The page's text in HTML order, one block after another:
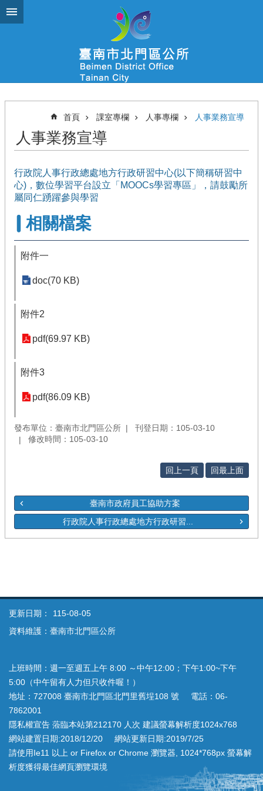
跳到主要內容區塊
首頁 課室專欄 人事專欄 人事業務宣導
人事業務宣導
行政院人事行政總處地方行政研習中心(以下簡稱研習中
心)，數位學習平台設立「MOOCs學習專區」，請鼓勵所
屬同仁踴躍參與學習
相關檔案
附件一
doc(70 KB)
附件2
pdf(69.97 KB)
附件3
pdf(86.09 KB)
發布單位：臺南市北門區公所
刊登日期：105-03-10
修改時間：105-03-10
回上一頁 回最上面
臺南市政府員工協助方案
行政院人事行政總處地方行政研習...
更新日期：
115-08-05
資料維護：臺南市北門區公所
上班時間：週一至週五上午 8:00 ～中午12:00；下午1:00~下午
5:00（中午留有人力但只收件喔！）
地址：727008 臺南市北門區北門里舊埕108 號 電話：06-
7862001
隱私權宣告 蒞臨本站第212170 人次 建議螢幕解析度1024x768
網站建置日期:2018/12/20 網站更新日期:2019/7/25
請使用Ie11 以上 or Firefox or Chrome 瀏覽器, 1024*768px 螢幕解
析度獲得最佳網頁瀏覽環境